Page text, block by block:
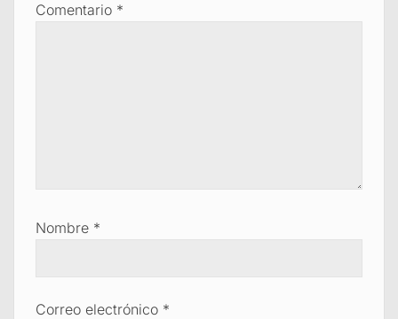
Comentario *
Nombre *
Correo electrónico *